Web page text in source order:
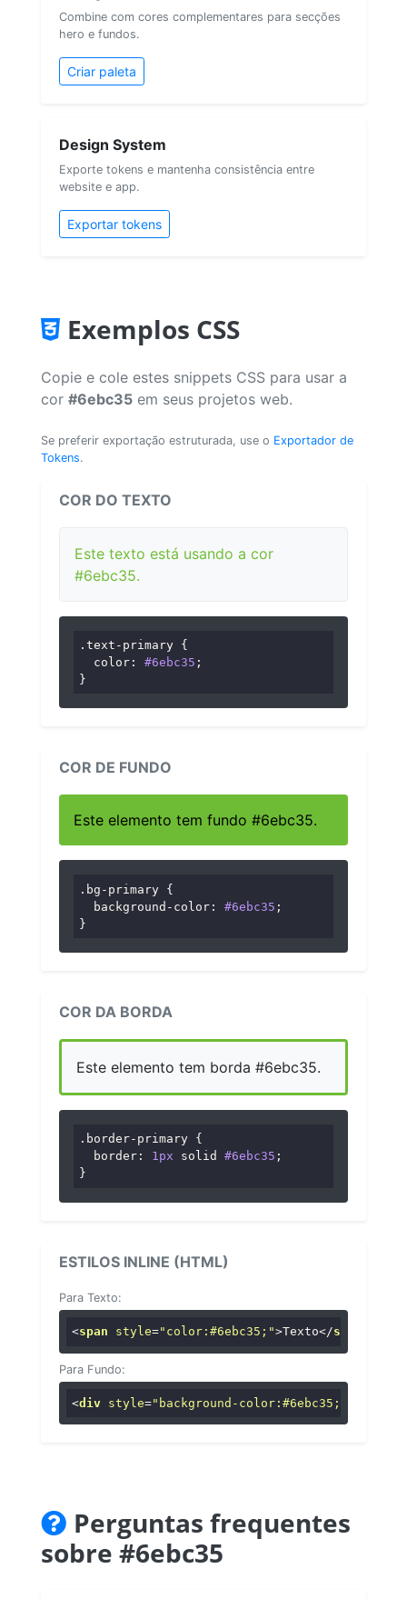
Combine com cores complementares para secções
hero e fundos.
Criar paleta
Design System
Exporte tokens e mantenha consistência entre
website e app.
Exportar tokens
Exemplos CSS
Copie e cole estes snippets CSS para usar a
cor #6ebc35 em seus projetos web.
Se preferir exportação estruturada, use o Exportador de
Tokens.
COR DO TEXTO
Este texto está usando a cor
#6ebc35.
.text-primary {
color : #6ebc35 ;
}
COR DE FUNDO
Este elemento tem fundo #6ebc35.
.bg-primary {
background-color : #6ebc35 ;
}
COR DA BORDA
Este elemento tem borda #6ebc35.
.border-primary {
border : 1px solid #6ebc35 ;
}
ESTILOS INLINE (HTML)
Para Texto:
<span style="color:#6ebc35;">Texto</span
Para Fundo:
<div style="background-color:#6ebc35;"
Perguntas frequentes
sobre #6ebc35